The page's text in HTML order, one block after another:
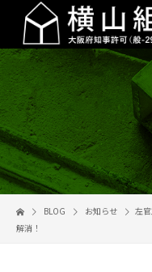
BLOG お知らせ
左
解消！